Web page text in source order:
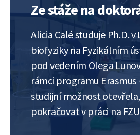
Ze stáže na
Alicia Calé studuje Ph.D.
biofyziky na Fyzikálním
pod vedením Olega
rámci programu
studijní možnost
pokračovat v práci na
Jaký doktorský program